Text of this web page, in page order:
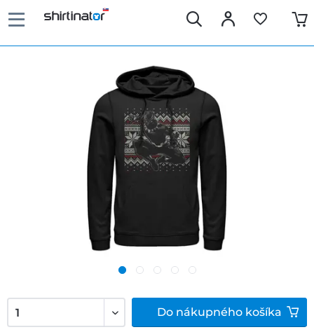
Do nákupného košíka